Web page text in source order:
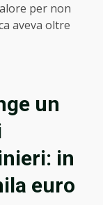
per non
aveva oltre
un
in
euro